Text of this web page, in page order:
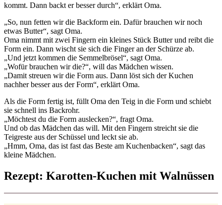
kommt. Dann backt er besser durch“, erklärt Oma.
„So, nun fetten wir die Backform ein. Dafür brauchen wir noch
etwas Butter“, sagt Oma.
Oma nimmt mit zwei Fingern ein kleines Stück Butter und reibt die
Form ein. Dann wischt sie sich die Finger an der Schürze ab.
„Und jetzt kommen die Semmelbrösel“, sagt Oma.
„Wofür brauchen wir die?“, will das Mädchen wissen.
„Damit streuen wir die Form aus. Dann löst sich der Kuchen
nachher besser aus der Form“, erklärt Oma.
Als die Form fertig ist, füllt Oma den Teig in die Form und schiebt
sie schnell ins Backrohr.
„Möchtest du die Form auslecken?“, fragt Oma.
Und ob das Mädchen das will. Mit den Fingern streicht sie die
Teigreste aus der Schüssel und leckt sie ab.
„Hmm, Oma, das ist fast das Beste am Kuchenbacken“, sagt das
kleine Mädchen.
Rezept: Karotten-Kuchen mit Walnüssen